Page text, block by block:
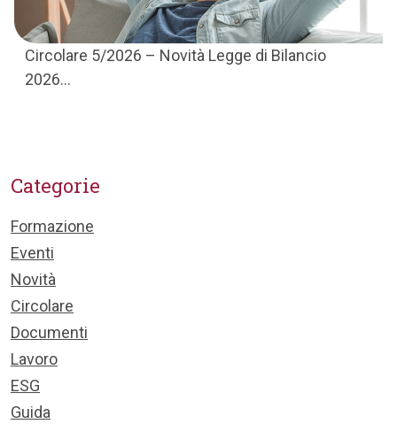
Circolare 5/2026 – Novità Legge di Bilancio
2026...
Categorie
Formazione
Eventi
Novità
Circolare
Documenti
Lavoro
ESG
Guida